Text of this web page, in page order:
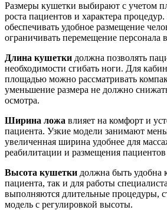
Размеры кушетки выбирают с учетом
роста пациентов и характера
обеспечивать удобное размещение
ограничивать перемещение персонала
Длина кушетки должна позволять
необходимости сгибать ноги. Для
площадью можно рассматривать
уменьшение размера не должно
осмотра.
Ширина ложа влияет на комфорт и
пациента. Узкие модели занимают
увеличенная ширина удобнее для
реабилитации и размещения
Высота кушетки должна быть удобна
пациента, так и для работы
выполняются длительные процедуры,
модель с регулировкой высоты.